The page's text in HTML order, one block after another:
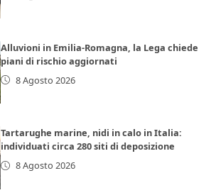
Alluvioni in Emilia-Romagna, la Lega chiede
piani di rischio aggiornati
8 Agosto 2026
Tartarughe marine, nidi in calo in Italia:
individuati circa 280 siti di deposizione
8 Agosto 2026